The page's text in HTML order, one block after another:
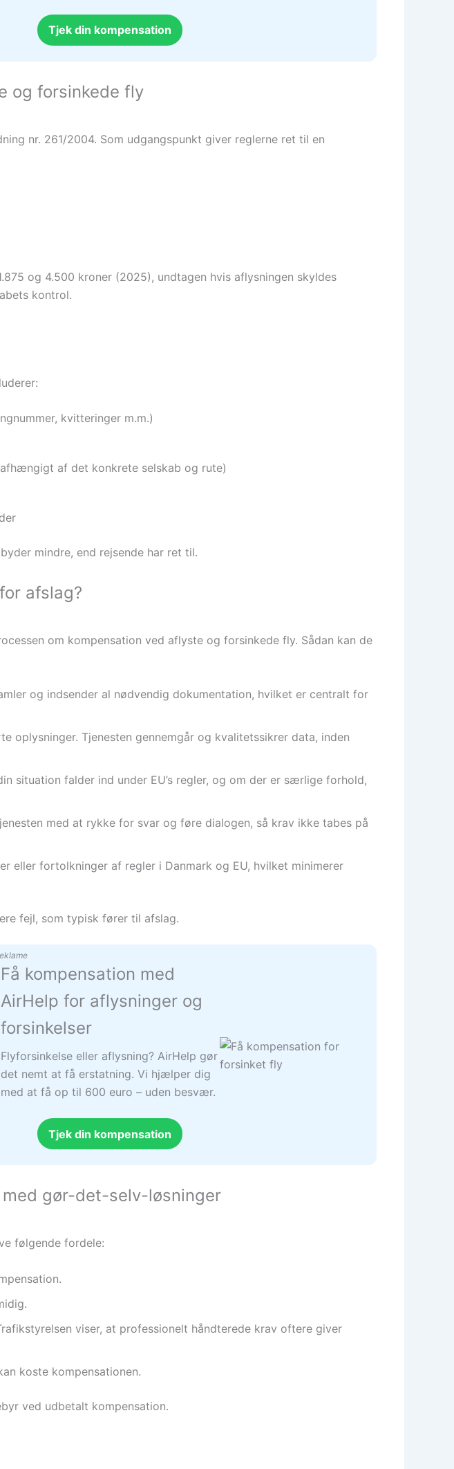
Tjek din kompensation
og forsinkede fly
nr. 261/2004. Som udgangspunkt giver reglerne ret til en
og 4.500 kroner (2025), undtagen hvis aflysningen skyldes
kontrol.
kvitteringer m.m.)
af det konkrete selskab og rute)
mindre, end rejsende har ret til.
afslag?
om kompensation ved aflyste og forsinkede fly. Sådan kan de
og indsender al nødvendig dokumentation, hvilket er centralt for
oplysninger. Tjenesten gennemgår og kvalitetssikrer data, inden
situation falder ind under EU’s regler, og om der er særlige forhold,
med at rykke for svar og føre dialogen, så krav ikke tabes på
eller fortolkninger af regler i Danmark og EU, hvilket minimerer
fejl, som typisk fører til afslag.
Få kompensation med
AirHelp for aflysninger og
forsinkelser
Flyforsinkelse eller aflysning? AirHelp gør
det nemt at få erstatning. Vi hjælper dig
med at få op til 600 euro – uden besvær.
Tjek din kompensation
gør-det-selv-løsninger
følgende fordele:
viser, at professionelt håndterede krav oftere giver
koste kompensationen.
ved udbetalt kompensation.